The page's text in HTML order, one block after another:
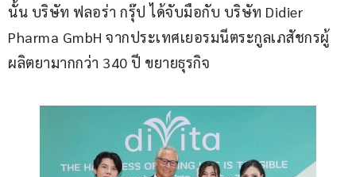
นั้น บริษัท ฟลอร่า กรุ๊ป ได้จับมือกับ บริษัท Didier
Pharma GmbH จากประเทศเยอรมนีตระกูลเภสัชกรผู้
ผลิตยามากกว่า 340 ปี ขยายธุรกิจ